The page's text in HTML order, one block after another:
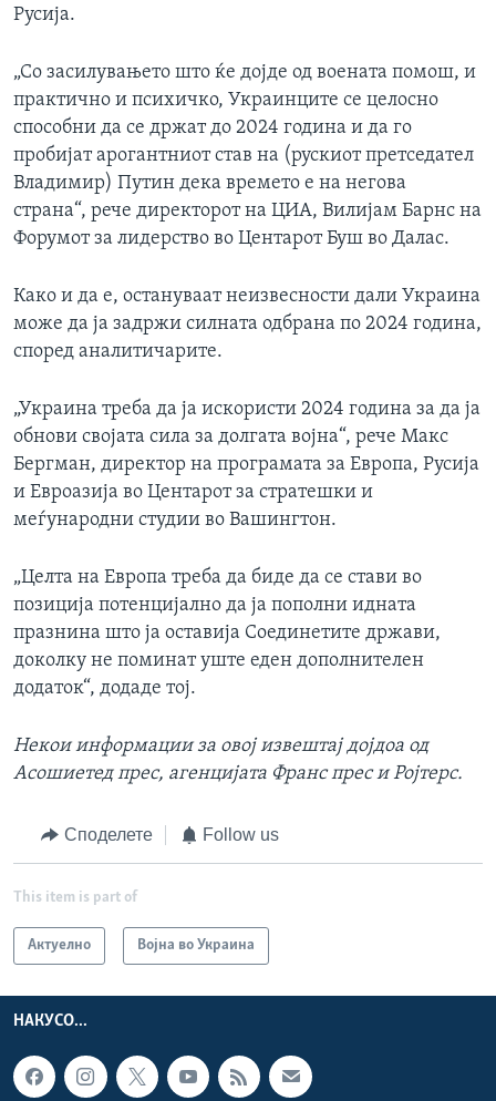
Русија.
„Со засилувањето што ќе дојде од воената помош, и
практично и психичко, Украинците се целосно
способни да се држат до 2024 година и да го
пробијат арогантниот став на (рускиот претседател
Владимир) Путин дека времето е на негова
страна“, рече директорот на ЦИА, Вилијам Барнс на
Форумот за лидерство во Центарот Буш во Далас.
Како и да е, остануваат неизвесности дали Украина
може да ја задржи силната одбрана по 2024 година,
според аналитичарите.
„Украина треба да ја искористи 2024 година за да ја
обнови својата сила за долгата војна“, рече Макс
Бергман, директор на програмата за Европа, Русија
и Евроазија во Центарот за стратешки и
меѓународни студии во Вашингтон.
„Целта на Европа треба да биде да се стави во
позиција потенцијално да ја пополни идната
празнина што ја оставија Соединетите држави,
доколку не поминат уште еден дополнителен
додаток“, додаде тој.
Некои информации за овој извештај дојдоа од
Асошиетед прес, агенцијата Франс прес и Ројтерс.
Споделете Follow us
This item is part of
Актуелно Војна во Украина
НАКУСО...